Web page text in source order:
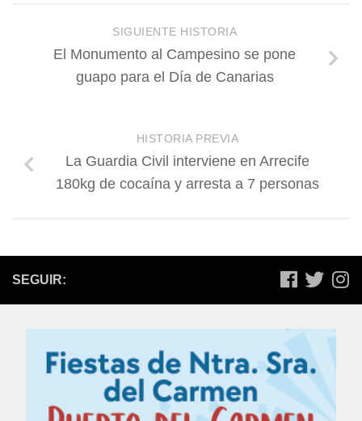
SIGUIENTE HISTORIA
El Monumento al Campesino se pone
guapo para el Día de Canarias
HISTORIA PREVIA
La Guardia Civil interviene en Arrecife
180kg de cocaína y arresta a 7 personas
SEGUIR: